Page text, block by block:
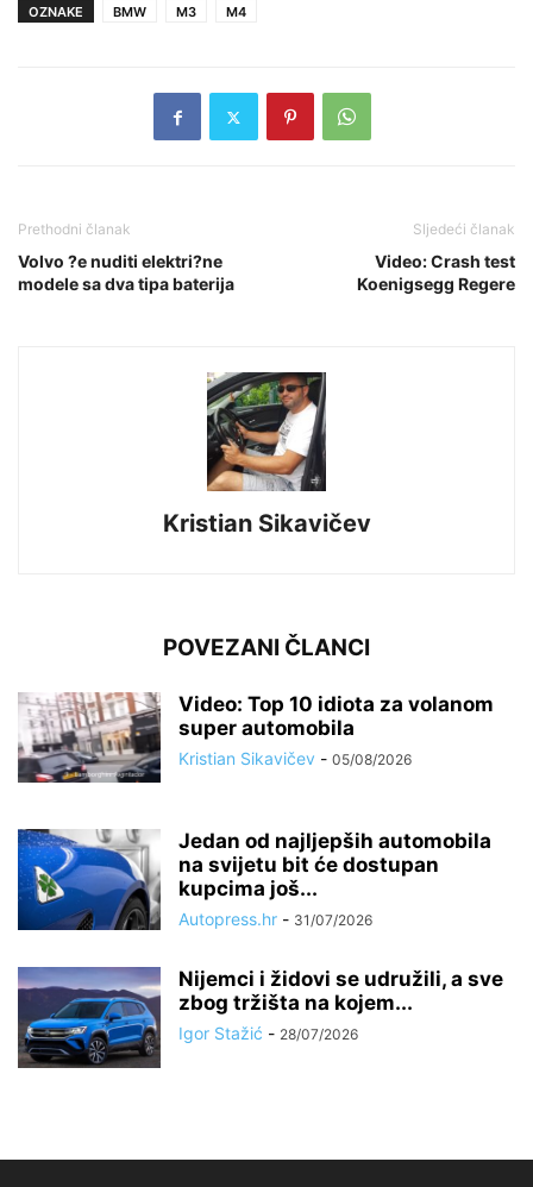
OZNAKE BMW M3 M4
Prethodni članak
Volvo ?e nuditi elektri?ne
modele sa dva tipa baterija
Sljedeći članak
Video: Crash test
Koenigsegg Regere
Kristian Sikavičev
POVEZANI ČLANCI
Video: Top 10 idiota za volanom
super automobila
Kristian Sikavičev - 05/08/2026
Jedan od najljepših automobila
na svijetu bit će dostupan
kupcima još...
Autopress.hr - 31/07/2026
Nijemci i židovi se udružili, a sve
zbog tržišta na kojem...
Igor Stažić - 28/07/2026